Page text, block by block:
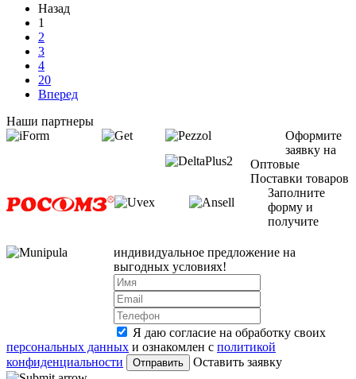
Назад
1
2
3
4
20
Вперед
Наши партнеры
Оформите
заявку на
Оптовые
Поставки товаров
Заполните
форму и
получите
индивидуальное предложение на
выгодных условиях!
Я даю согласие на обработку своих
персональных данных и ознакомлен с политикой
конфиденциальности
Оставить заявку